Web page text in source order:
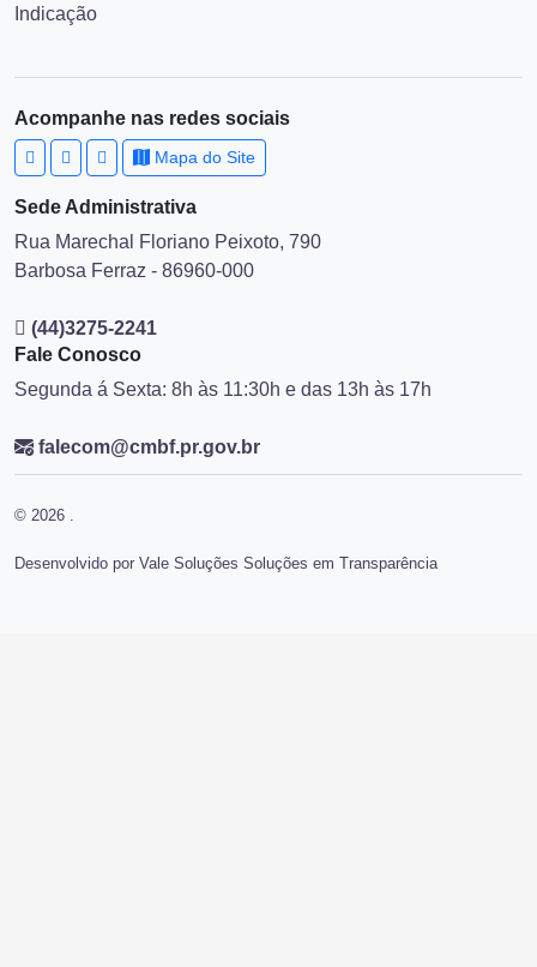
Indicação
Acompanhe nas redes sociais
Mapa do Site
Sede Administrativa
Rua Marechal Floriano Peixoto, 790
Barbosa Ferraz - 86960-000
(44)3275-2241
Fale Conosco
Segunda á Sexta: 8h às 11:30h e das 13h às 17h
falecom@cmbf.pr.gov.br
© 2026 .
Desenvolvido por Vale Soluções Soluções em Transparência